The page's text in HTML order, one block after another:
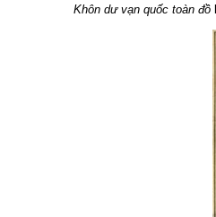
Khôn dư vạn quốc toàn đồ